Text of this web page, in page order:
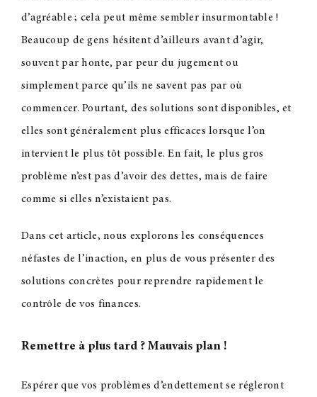
d’agréable ; cela peut même sembler insurmontable !
Beaucoup de gens hésitent d’ailleurs avant d’agir,
souvent par honte, par peur du jugement ou
simplement parce qu’ils ne savent pas par où
commencer. Pourtant, des solutions sont disponibles, et
elles sont généralement plus efficaces lorsque l’on
intervient le plus tôt possible. En fait, le plus gros
problème n’est pas d’avoir des dettes, mais de faire
comme si elles n’existaient pas.
Dans cet article, nous explorons les conséquences
néfastes de l’inaction, en plus de vous présenter des
solutions concrètes pour reprendre rapidement le
contrôle de vos finances.
Remettre à plus tard ? Mauvais plan !
Espérer que vos problèmes d’endettement se régleront